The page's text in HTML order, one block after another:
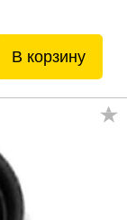
В корзину